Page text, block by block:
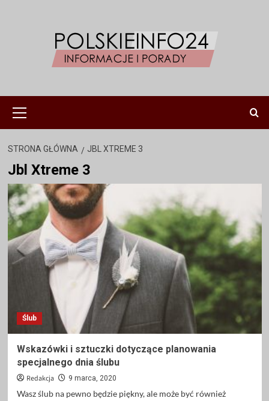
główne
STRONA GŁÓWNA JBL XTREME 3
Jbl Xtreme 3
Ślub
Wskazówki i sztuczki dotyczące planowania
specjalnego dnia ślubu
Redakcja 9 marca, 2020
Wasz ślub na pewno będzie piękny, ale może być również